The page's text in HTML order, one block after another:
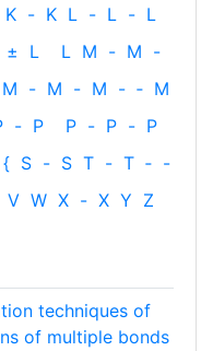
K - K L - L - L
± L L M - M -
M - M - M - ‐ M
- P P - P - P
{ S - S T - T ‐ -
V W X - X Y Z
techniques of
of multiple bonds